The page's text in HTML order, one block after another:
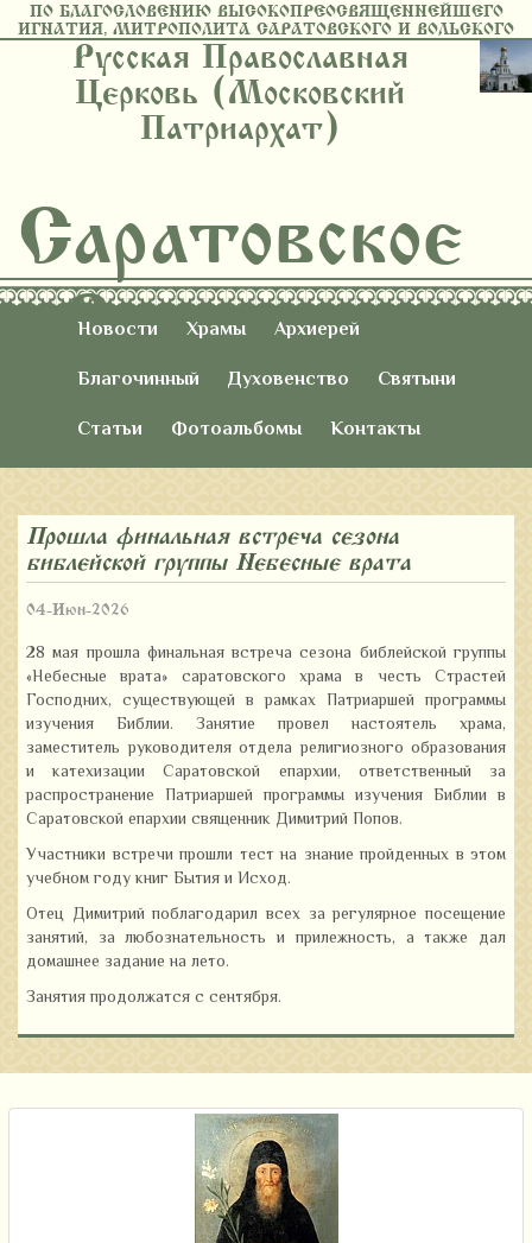
ПО БЛАГОСЛОВЕНИЮ ВЫСОКОПРЕОСВЯЩЕННЕЙШЕГО
ИГНАТИЯ, МИТРОПОЛИТА САРАТОВСКОГО И ВОЛЬСКОГО
Русская Православная
Церковь (Московский
Патриархат)
Саратовское
Восточное
Благочиние
Новости Храмы
Архиерей
Благочинный
Духовенство
Святыни
Статьи
Фотоальбомы Контакты
Прошла финальная встреча сезона
библейской группы «Небесные врата»
04-Июн-2026
28 мая прошла финальная встреча сезона библейской группы
«Небесные врата» саратовского храма в честь Страстей
Господних, существующей в рамках Патриаршей программы
изучения Библии. Занятие провел настоятель храма,
заместитель руководителя отдела религиозного образования
и катехизации Саратовской епархии, ответственный за
распространение Патриаршей программы изучения Библии в
Саратовской епархии священник Димитрий Попов.
Участники встречи прошли тест на знание пройденных в этом
учебном году книг Бытия и Исход.
Отец Димитрий поблагодарил всех за регулярное посещение
занятий, за любознательность и прилежность, а также дал
домашнее задание на лето.
Занятия продолжатся с сентября.